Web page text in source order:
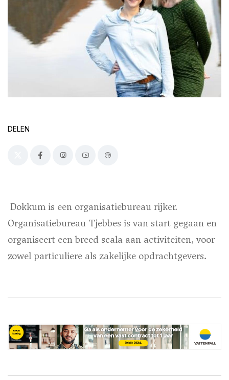
DELEN
Dokkum is een organisatiebureau rijker.
Organisatiebureau Tjebbes is van start gegaan en
organiseert een breed scala aan activiteiten, voor
zowel particuliere als zakelijke opdrachtgevers.